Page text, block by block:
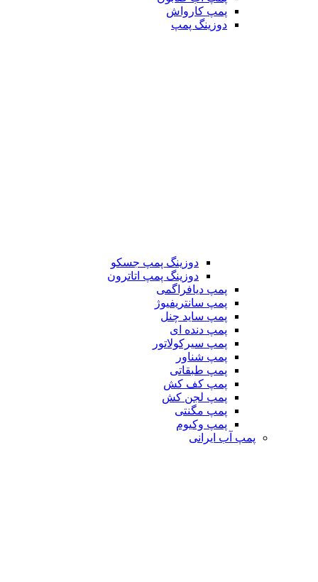
پمپ کارواش
دوزینگ پمپ
دوزینگ پمپ جسکو
دوزینگ پمپ اتاترون
پمپ دیافراگمی
پمپ سانتریفیوژ
پمپ ساید چنل
پمپ دنده ای
پمپ سیرکولاتور
پمپ شناور
پمپ طبقاتی
پمپ کف کش
پمپ لجن کش
پمپ مگنتی
پمپ وکیوم
پمپ آب ایرانی